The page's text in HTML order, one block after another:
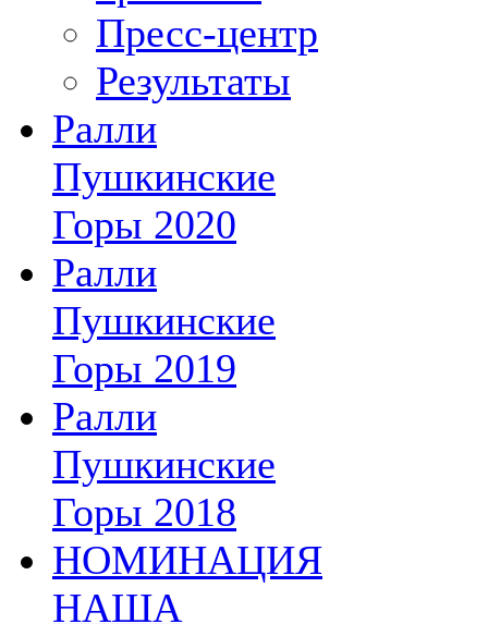
Пресс-центр
Результаты
Ралли
Пушкинские
Горы 2020
Ралли
Пушкинские
Горы 2019
Ралли
Пушкинские
Горы 2018
НОМИНАЦИЯ
НАША